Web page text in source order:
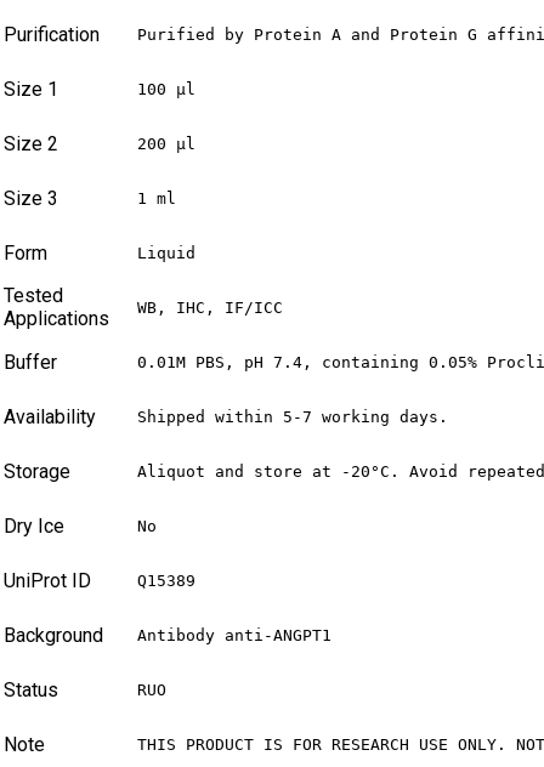
Purification Purified by Protein A and Protein G
Size 1 100 µl
Size 2 200 µl
Size 3 1 ml
Form Liquid
Tested
Applications
WB, IHC, IF/ICC
Buffer 0.01M PBS, pH 7.4, containing 0.05%
Availability Shipped within 5-7 working days.
Storage Aliquot and store at -20°C. Avoid
Dry Ice No
UniProt ID Q15389
Background Antibody anti-ANGPT1
Status RUO
Note THIS PRODUCT IS FOR RESEARCH USE ONLY.